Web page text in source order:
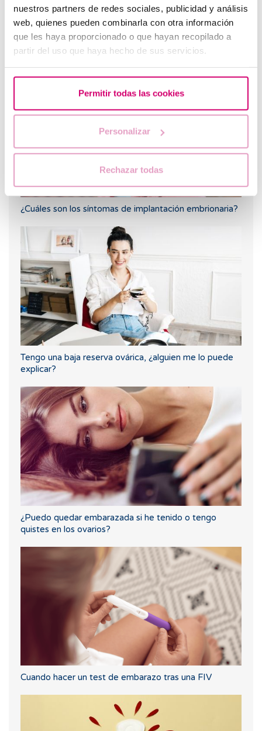
nuestros partners de redes sociales, publicidad y análisis
web, quienes pueden combinarla con otra información
que les haya proporcionado o que hayan recopilado a
partir del uso que haya hecho de sus servicios.
Permitir todas las cookies
Personalizar
Rechazar todas
¿Qué hacer si hay retraso menstrual con un test de
¿Cuáles son los síntomas de implantación embrionaria?
Tengo una baja reserva ovárica, ¿alguien me lo puede
explicar?
¿Puedo quedar embarazada si he tenido o tengo
quistes en los ovarios?
Cuando hacer un test de embarazo tras una FIV